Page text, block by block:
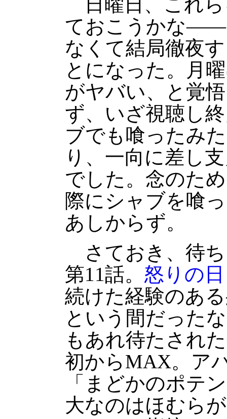
ておこうかな――
なくて結局徹夜
とになった。月
がヤバい、と覚
ず、いざ視聴し
ブでも喰ったみ
り、一向に差し
でした。念のた
際にシャブを喰
あしからず。
さておき、待
第11話。 怒りの
続けた経験のあ
という間だった
もあれ待たされ
初からMAX。ア
「まどかのポテ
大なのはほむら